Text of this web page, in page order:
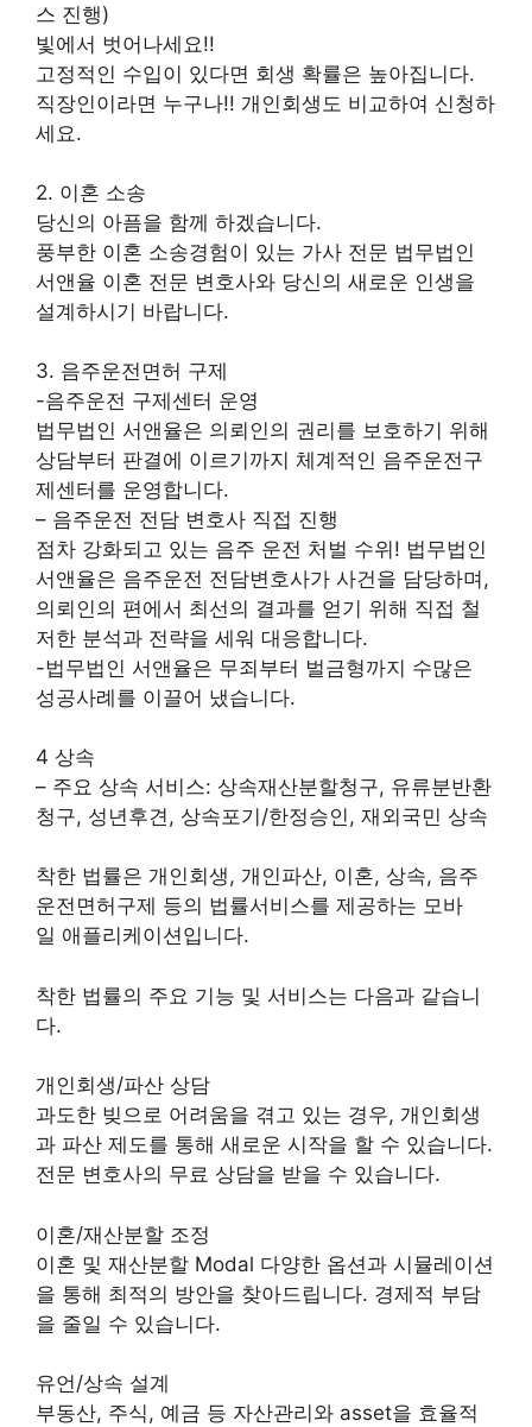
스 진행)
빛에서 벗어나세요!!
고정적인 수입이 있다면 회생 확률은 높아집니다.
직장인이라면 누구나!! 개인회생도 비교하여 신청하
세요.
2. 이혼 소송
당신의 아픔을 함께 하겠습니다.
풍부한 이혼 소송경험이 있는 가사 전문 법무법인
서앤율 이혼 전문 변호사와 당신의 새로운 인생을
설계하시기 바랍니다.
3. 음주운전면허 구제
-음주운전 구제센터 운영
법무법인 서앤율은 의뢰인의 권리를 보호하기 위해
상담부터 판결에 이르기까지 체계적인 음주운전구
제센터를 운영합니다.
– 음주운전 전담 변호사 직접 진행
점차 강화되고 있는 음주 운전 처벌 수위! 법무법인
서앤율은 음주운전 전담변호사가 사건을 담당하며,
의뢰인의 편에서 최선의 결과를 얻기 위해 직접 철
저한 분석과 전략을 세워 대응합니다.
-법무법인 서앤율은 무죄부터 벌금형까지 수많은
성공사례를 이끌어 냈습니다.
4 상속
– 주요 상속 서비스: 상속재산분할청구, 유류분반환
청구, 성년후견, 상속포기/한정승인, 재외국민 상속
착한 법률은 개인회생, 개인파산, 이혼, 상속, 음주
운전면허구제 등의 법률서비스를 제공하는 모바
일 애플리케이션입니다.
착한 법률의 주요 기능 및 서비스는 다음과 같습니
다.
개인회생/파산 상담
과도한 빚으로 어려움을 겪고 있는 경우, 개인회생
과 파산 제도를 통해 새로운 시작을 할 수 있습니다.
전문 변호사의 무료 상담을 받을 수 있습니다.
이혼/재산분할 조정
이혼 및 재산분할 Modal 다양한 옵션과 시뮬레이션
을 통해 최적의 방안을 찾아드립니다. 경제적 부담
을 줄일 수 있습니다.
유언/상속 설계
부동산, 주식, 예금 등 자산관리와 asset을 효율적